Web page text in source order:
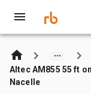
Altec AM855 55 ft
Nacelle